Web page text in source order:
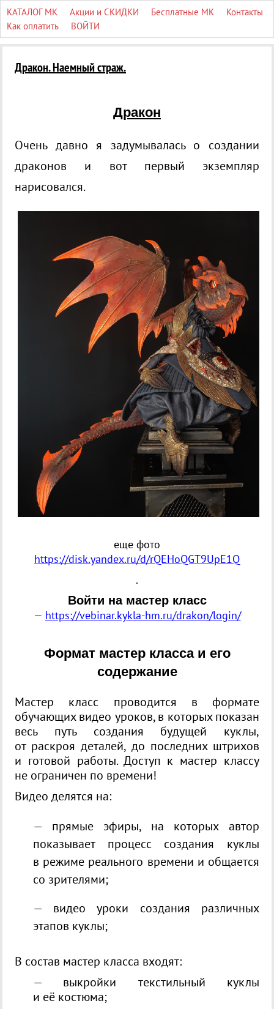
КАТАЛОГ МК Акции и СКИДКИ Бесплатные МК
Контакты
Как оплатить
ВОЙТИ
Дракон. Наемный страж.
Дракон
Очень давно я задумывалась о создании
драконов и вот первый экземпляр
нарисовался.
еще фото
https://disk.yandex.ru/d/rQEHoQGT9UpE1Q
.
Войти на мастер класс
— https://vebinar.kykla-hm.ru/drakon/login/
Формат мастер класса и его
содержание
Мастер класс проводится в формате
обучающих видео уроков, в которых показан
весь путь создания будущей куклы,
от раскроя деталей, до последних штрихов
и готовой работы. Доступ к мастер классу
не ограничен по времени!
Видео делятся на:
— прямые эфиры, на которых автор
показывает процесс создания куклы
в режиме реального времени и общается
со зрителями;
— видео уроки создания различных
этапов куклы;
В состав мастер класса входят:
— выкройки текстильный куклы
и её костюма;